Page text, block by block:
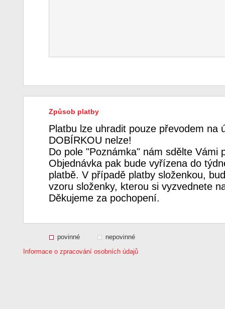
Způsob platby
Platbu lze uhradit pouze převodem na
DOBÍRKOU nelze!
Do pole "Poznámka" nám sdělte Vámi
Objednávka pak bude vyřízena do
platbě. V případě platby složenkou,
vzoru složenky, kterou si vyzvednete
Děkujeme za pochopení.
povinné
nepovinné
Informace o zpracování osobních údajů